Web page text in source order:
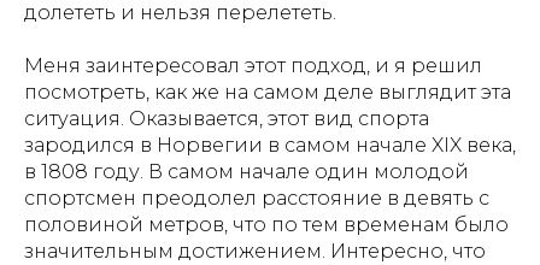
долететь и нельзя перелететь.
Меня заинтересовал этот подход, и я решил
посмотреть, как же на самом деле выглядит эта
ситуация. Оказывается, этот вид спорта
зародился в Норвегии в самом начале XIX века,
в 1808 году. В самом начале один молодой
спортсмен преодолел расстояние в девять с
половиной метров, что по тем временам было
значительным достижением. Интересно, что